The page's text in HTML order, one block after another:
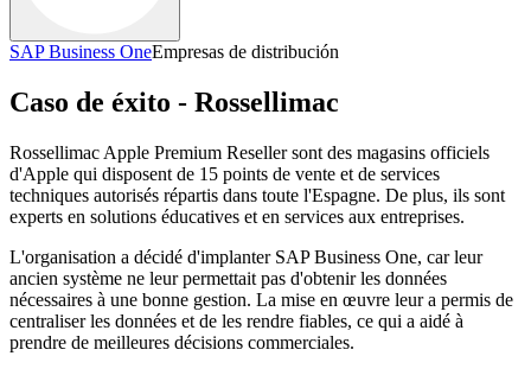
SAP Business OneEmpresas de distribución
Caso de éxito - Rossellimac
Rossellimac Apple Premium Reseller sont des magasins officiels
d'Apple qui disposent de 15 points de vente et de services
techniques autorisés répartis dans toute l'Espagne. De plus, ils sont
experts en solutions éducatives et en services aux entreprises.
L'organisation a décidé d'implanter SAP Business One, car leur
ancien système ne leur permettait pas d'obtenir les données
nécessaires à une bonne gestion. La mise en œuvre leur a permis de
centraliser les données et de les rendre fiables, ce qui a aidé à
prendre de meilleures décisions commerciales.